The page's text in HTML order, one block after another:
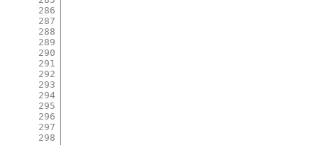
286
287
288
289
290
291
292
293
294
295
296
297
298